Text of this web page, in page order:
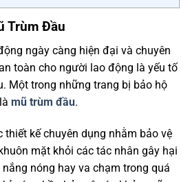
Trùm Đầu
ngày càng hiện đại và chuyên
toàn cho người lao động là yếu tố
Một trong những trang bị bảo hộ
mũ trùm đầu.
kế chuyên dụng nhằm bảo vệ
mặt khỏi các tác nhân gây hại
nóng hay va chạm trong quá